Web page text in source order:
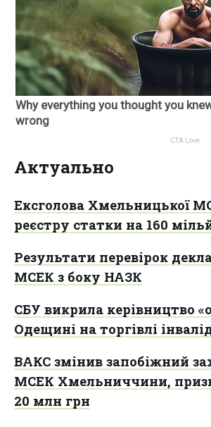
Актуально
Ексголова Хмельницької
реєстру статки на 160
Результати перевірок
МСЕК з боку НАЗК
СБУ викрила керівництво
Одещині на торгівлі
ВАКС змінив запобіжний
МСЕК Хмельниччини,
20 млн грн